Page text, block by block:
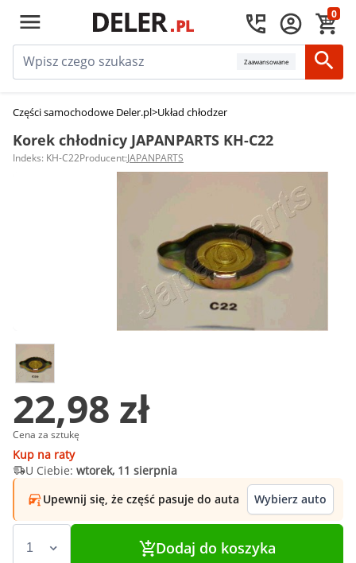
0
Zaawansowane
Części samochodowe Deler.pl>Układ chłodzenia silnika
Korek chłodnicy JAPANPARTS KH-C22
Indeks: KH-C22Producent:JAPANPARTS
22,98 zł
Cena za sztukę
Kup na raty
U Ciebie: wtorek, 11 sierpnia
Upewnij się, że część pasuje do auta
Wybierz auto
Dodaj do koszyka